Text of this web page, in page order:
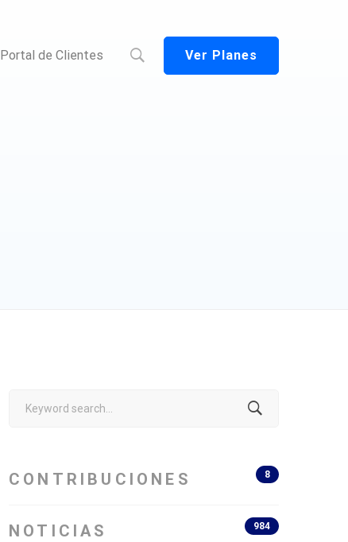
Portal de Clientes Ver Planes
Search
CONTRIBUCIONES 8
NOTICIAS 984